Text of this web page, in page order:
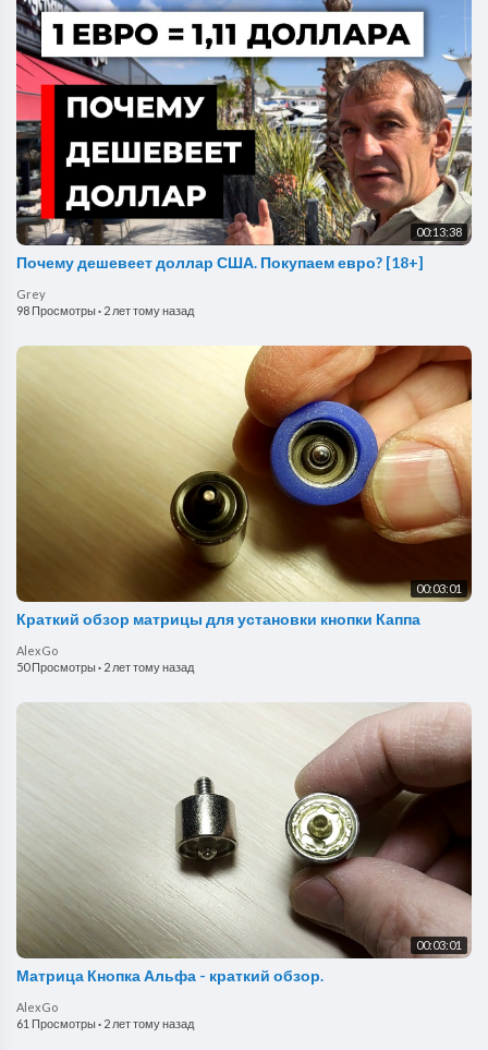
00:13:38
Почему дешевеет доллар США. Покупаем евро? [18+]
Grey
98 Просмотры· 2 лет тому назад
00:03:01
Краткий обзор матрицы для установки кнопки Каппа
AlexGo
50 Просмотры· 2 лет тому назад
00:03:01
Матрица Кнопка Альфа - краткий обзор.
AlexGo
61 Просмотры· 2 лет тому назад